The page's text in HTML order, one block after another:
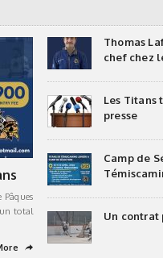
total
➦
Thomas
chef chez
Les Titans
presse
Camp de
Un contrat